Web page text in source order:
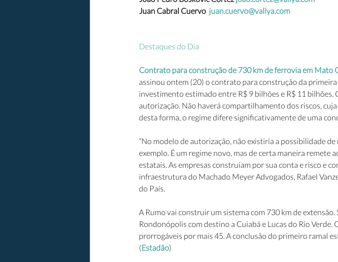
Juan Cabral Cuervo juan.cuervo@vallya.com
Destaques do Dia
Contrato para construção de 730 km de ferrovia em Mato
assinou ontem (20) o contrato para construção da
investimento estimado entre R$ 9 bilhões e R$ 11
autorização. Não haverá compartilhamento dos riscos,
desta forma, o regime difere significativamente de uma
“No modelo de autorização, não existiria a possibilidade
exemplo. É um regime novo, mas de certa maneira remete
estatais. As empresas construíam por sua conta e risco e
infraestrutura do Machado Meyer Advogados, Rafael
do País.
A Rumo vai construir um sistema com 730 km de
Rondonópolis com destino a Cuiabá e Lucas do Rio
prorrogáveis por mais 45. A conclusão do primeiro ramal
(Estadão)